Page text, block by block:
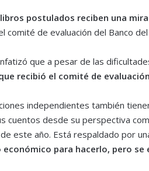
postulados reciben una
comité de evaluación del Banco
que a pesar de las
recibió el comité de
independientes también
cuentos desde su perspectiva
este año. Está respaldado por
económico para hacerlo, pero se